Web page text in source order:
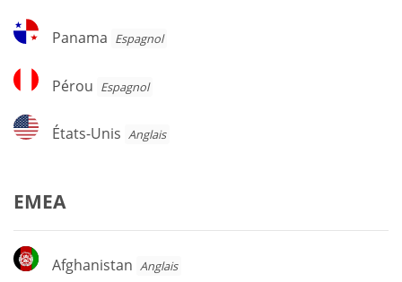
Panama
Panama Espagnol
Pérou
Pérou Espagnol
États-
Unis
États-Unis Anglais
EMEA
Afghanistan
Afghanistan Anglais